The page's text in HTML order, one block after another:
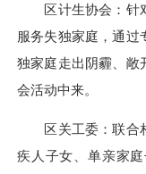
区计生协会：针对
服务失独家庭，通过
独家庭走出阴霾、敞
会活动中来。
区关工委：联合相
疾人子女、单亲家